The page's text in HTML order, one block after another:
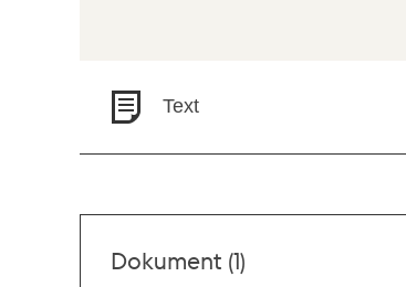
Text
Dokument (1)